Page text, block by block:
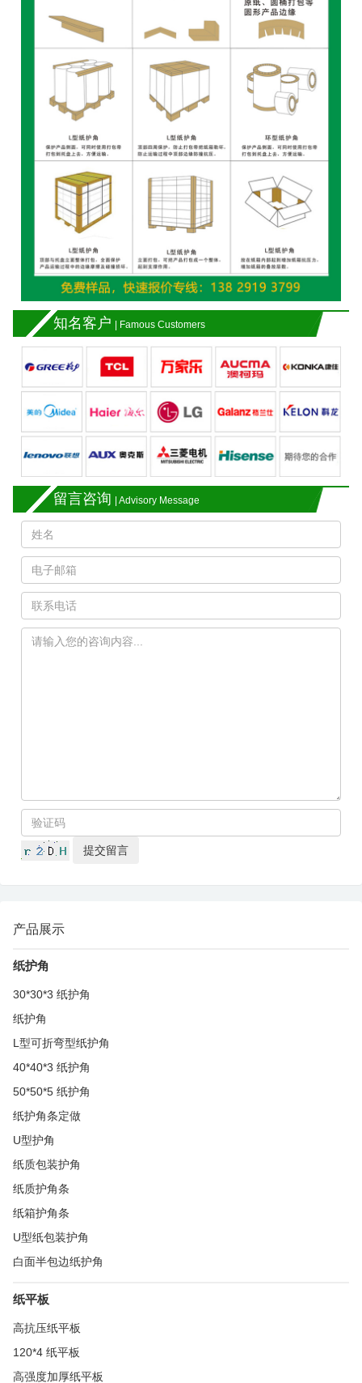
知名客户 | Famous Customers
留言咨询 | Advisory Message
产品展示
纸护角
30*30*3 纸护角
纸护角
L型可折弯型纸护角
40*40*3 纸护角
50*50*5 纸护角
纸护角条定做
U型护角
纸质包装护角
纸质护角条
纸箱护角条
U型纸包装护角
白面半包边纸护角
纸平板
高抗压纸平板
120*4 纸平板
高强度加厚纸平板